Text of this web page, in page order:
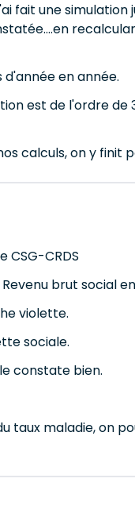
fait une simulation
en année.
est de l'ordre
calculs, on y finit
CSG-CRDS
brut social en
violette.
sociale.
constate bien.
taux maladie, on